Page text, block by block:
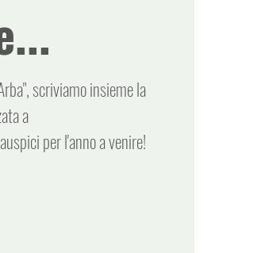
scriviamo insieme la
a
per l'anno a venire!